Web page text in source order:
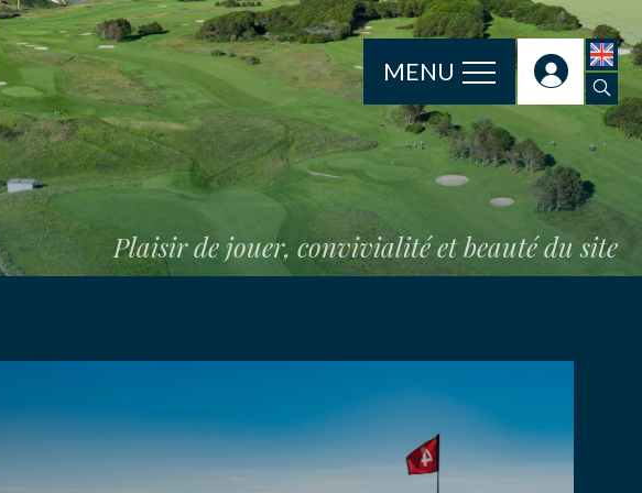
MENU
Plaisir de jouer, convivialité et beauté du site